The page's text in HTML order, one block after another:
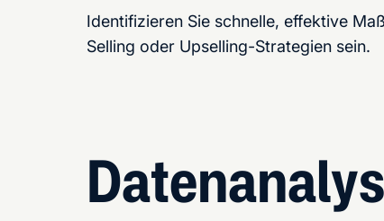
Identifizieren Sie schnelle, effektive
Selling oder Upselling-Strategien sein.